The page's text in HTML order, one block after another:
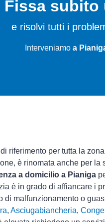
Fissa subito
e risolvi tutti i
Interveniamo a
riferimento per tutta la
è rinomata anche per la
a domicilio a Pianiga
è in grado di affiancare i
di malfunzionamento o
, Asciugabiancheria,